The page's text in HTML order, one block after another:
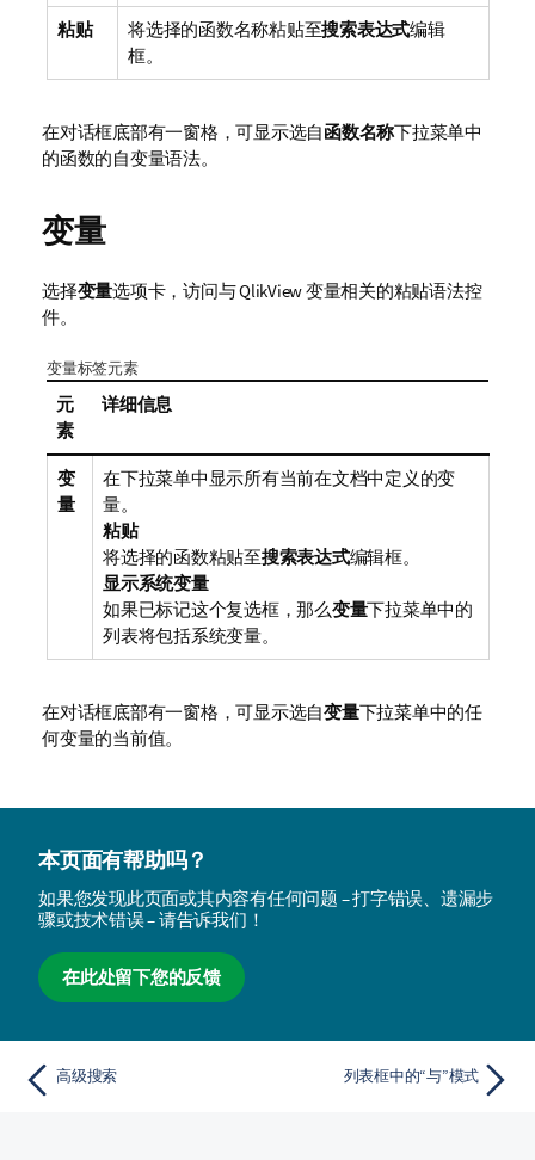
粘贴 将选择的函数名称粘贴至搜索表达式编辑
框。
在对话框底部有一窗格，可显示选自函数名称下拉菜单中
的函数的自变量语法。
变量
选择变量选项卡，访问与 QlikView 变量相关的粘贴语法控
件。
变量标签元素
元
素
详细信息
变
量
在下拉菜单中显示所有当前在文档中定义的变
量。
粘贴
将选择的函数粘贴至搜索表达式编辑框。
显示系统变量
如果已标记这个复选框，那么变量下拉菜单中的
列表将包括系统变量。
在对话框底部有一窗格，可显示选自变量下拉菜单中的任
何变量的当前值。
本页面有帮助吗？
如果您发现此页面或其内容有任何问题 – 打字错误、遗漏步
骤或技术错误 – 请告诉我们！
在此处留下您的反馈
高级搜索 列表框中的“与”模式